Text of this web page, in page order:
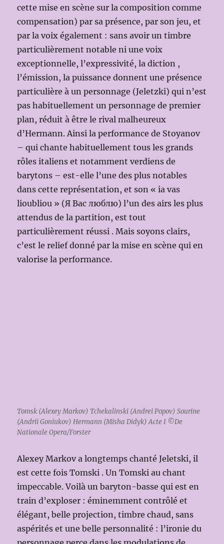
cette mise en scène sur la composition comme
compensation) par sa présence, par son jeu, et
par la voix également : sans avoir un timbre
particulièrement notable ni une voix
exceptionnelle, l’expressivité, la diction ,
l’émission, la puissance donnent une présence
particulière à un personnage (Jeletzki) qui n’est
pas habituellement un personnage de premier
plan, réduit à être le rival malheureux
d’Hermann. Ainsi la performance de Stoyanov
– qui chante habituellement tous les grands
rôles italiens et notamment verdiens de
barytons – est-elle l’une des plus notables
dans cette représentation, et son « ia vas
lioubliou » (Я Вас люблю) l’un des airs les plus
attendus de la partition, est tout
particulièrement réussi . Mais soyons clairs,
c’est le relief donné par la mise en scène qui en
valorise la performance.
Tomsk (Alexey Markov) Tchekalinski (Andrei Popov) Sourine
(Andrii Goniukov) Hermann (Misha Didyk) Acte I ©De
Nationale Opera/Forster
Alexey Markov a longtemps chanté Jeletski, il
est cette fois Tomski . Un Tomski au chant
impeccable. Voilà un baryton-basse qui est en
train d’exploser : éminemment contrôlé et
élégant, belle projection, timbre chaud, sans
aspérités et une belle personnalité : l’ironie du